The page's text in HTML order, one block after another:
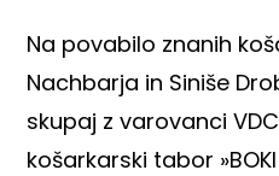
Na povabilo znanih
Nachbarja in Siniše
skupaj z varovanci
košarkarski tabor »BOKI